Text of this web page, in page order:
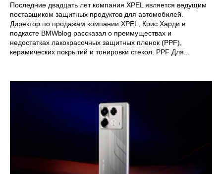
Последние двадцать лет компания XPEL является ведущим
поставщиком защитных продуктов для автомобилей.
Директор по продажам компании XPEL, Крис Харди в
подкасте BMWblog рассказал о преимуществах и
недостатках лакокрасочных защитных пленок (PPF),
керамических покрытий и тонировки стекол. PPF Для...